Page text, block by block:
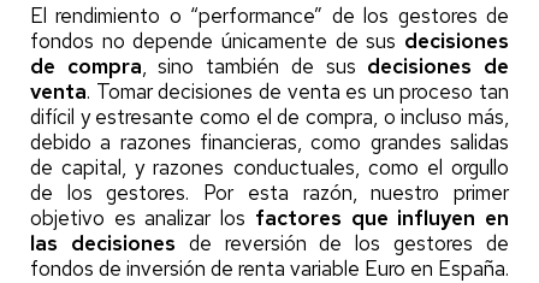
El rendimiento o “performance” de los gestores de
fondos no depende únicamente de sus decisiones
de compra, sino también de sus decisiones de
venta. Tomar decisiones de venta es un proceso tan
difícil y estresante como el de compra, o incluso más,
debido a razones financieras, como grandes salidas
de capital, y razones conductuales, como el orgullo
de los gestores. Por esta razón, nuestro primer
objetivo es analizar los factores que influyen en
las decisiones de reversión de los gestores de
fondos de inversión de renta variable Euro en España.